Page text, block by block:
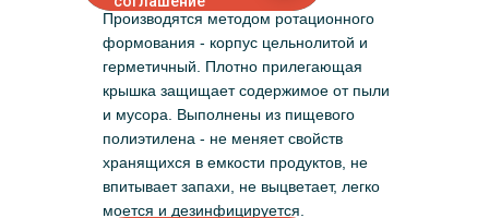
Производятся методом ротационного
формования - корпус цельнолитой и
герметичный. Плотно прилегающая
крышка защищает содержимое от пыли
и мусора. Выполнены из пищевого
полиэтилена - не меняет свойств
хранящихся в емкости продуктов, не
впитывает запахи, не выцветает, легко
моется и дезинфицируется.